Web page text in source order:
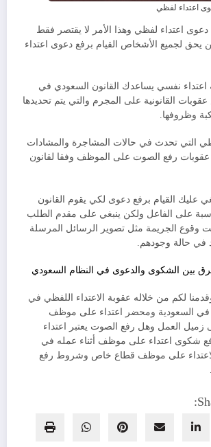
اعتداء لفظي
اعتداء لفظي وهذا الأمر لا يقتصر فقط
يحق لجميع الأشخاص القيام برفع دعوى اعتداء
اعتداء نفسي يساعدك القانون السعودي في
القانونية على المجرم والتي يتم تحديدها
وظروفها.
التي تحدث في حالات المشاجرة والمشادات
عقوبات رفع الصوت على الموظف وفقا لقانون
عليك القيام برفع دعوى لكي يقوم القانون
على الفاعل ولكن ينبغي على مقدم الطلب
وقوع الجريمة مثل تصوير الرسائل المرسلة
في حالة وجودهم.
بين الشكوى والدعوى في النظام السعودي
وقدمنا لكم من خلاله عقوبة الاعتداء اللفظي في
السعودية ومحضر اعتداء على موظف
زميل العمل وهل رفع الصوت يعتبر اعتداء
شكوى اعتداء على موظف أثناء عمله في
الاعتداء على موظف قطاع خاص وشروط رفع